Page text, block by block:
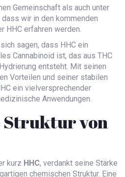
Gemeinschaft als auch unter
wir in den kommenden
HHC erfahren werden.
sagen, dass HHC ein
Cannabinoid ist, das aus THC
entsteht. Mit seinen
Vorteilen und seiner stabilen
ein vielversprechender
Anwendungen.
Struktur von
kurz HHC, verdankt seine Stärke
chemischen Struktur. Eine